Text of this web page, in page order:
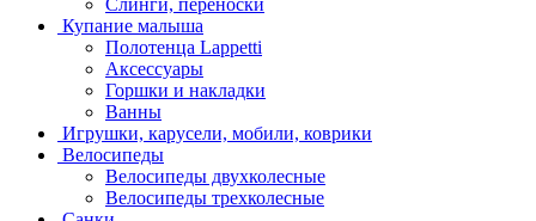
Слинги, переноски
Купание малыша
Полотенца Lappetti
Аксессуары
Горшки и накладки
Ванны
Игрушки, карусели, мобили, коврики
Велосипеды
Велосипеды двухколесные
Велосипеды трехколесные